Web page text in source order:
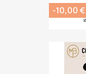
-10,00 €